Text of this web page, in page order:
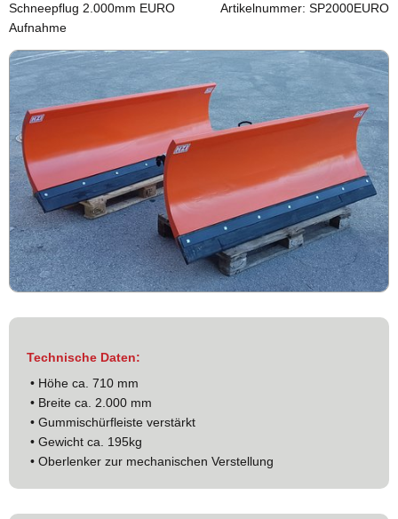
Schneepflug 2.000mm EURO
Aufnahme
Artikelnummer: SP2000EURO
Technische Daten:
• Höhe ca. 710 mm
• Breite ca. 2.000 mm
• Gummischürfleiste verstärkt
• Gewicht ca. 195kg
• Oberlenker zur mechanischen Verstellung